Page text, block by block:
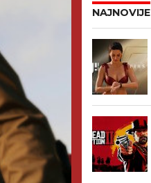
NAJNOVIJE